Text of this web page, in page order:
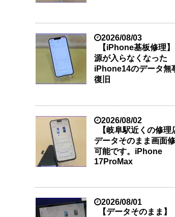
2026/08/03
【iPhone基板修理
源が入らなくなった
iPhone14のデータ無
復旧
2026/08/02
【岐阜駅近くの修理
データそのまま画面
可能です。iPhone
17ProMax
2026/08/01
【データそのまま】